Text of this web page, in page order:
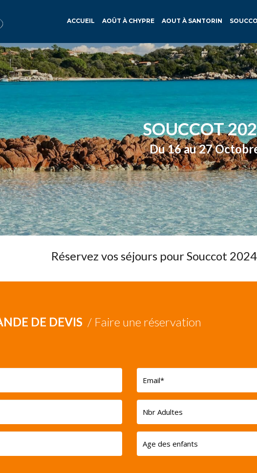
ACCUEIL AOÛT À CHYPRE AOUT À SANTORIN
SOUCCOT
Du 16 au 27
Réservez vos séjours pour Souccot
DE DEVIS / Faire une réservation